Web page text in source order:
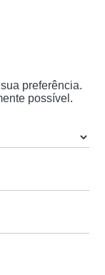
preferência.
possível.